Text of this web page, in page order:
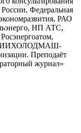
Федеральная
РАО
НП АТС,
Преподаёт
журнал»